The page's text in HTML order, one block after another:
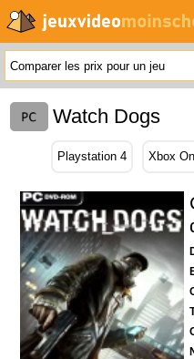
Watch Dogs
Playstation 4 Xbox